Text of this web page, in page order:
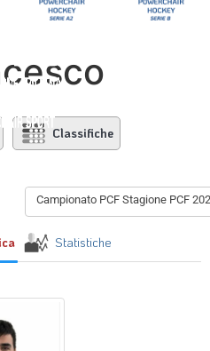
Classifiche
Campionato PCF Stagione PCF
Statistiche